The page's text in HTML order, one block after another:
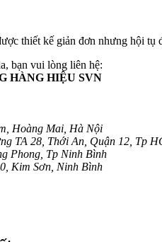
thiết kế giản đơn nhưng hội tụ
bạn vui lòng liên hệ:
HÀNG HIỆU SVN
Hoàng Mai, Hà Nội
TA 28, Thới An, Quận 12, Tp
Phong, Tp Ninh Bình
Kim Sơn, Ninh Bình